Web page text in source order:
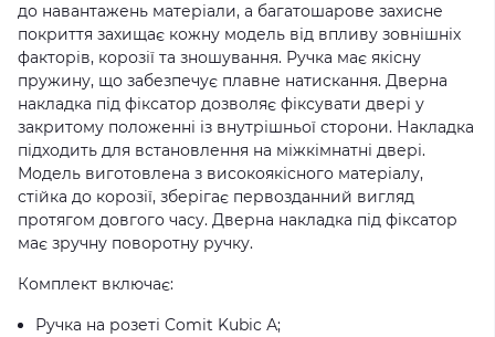
до навантажень матеріали, а багатошарове захисне
покриття захищає кожну модель від впливу зовнішніх
факторів, корозії та зношування. Ручка має якісну
пружину, що забезпечує плавне натискання. Дверна
накладка під фіксатор дозволяє фіксувати двері у
закритому положенні із внутрішньої сторони. Накладка
підходить для встановлення на міжкімнатні двері.
Модель виготовлена з високоякісного матеріалу,
стійка до корозії, зберігає первозданний вигляд
протягом довгого часу. Дверна накладка під фіксатор
має зручну поворотну ручку.
Комплект включає:
Ручка на розеті Comit Kubic А;